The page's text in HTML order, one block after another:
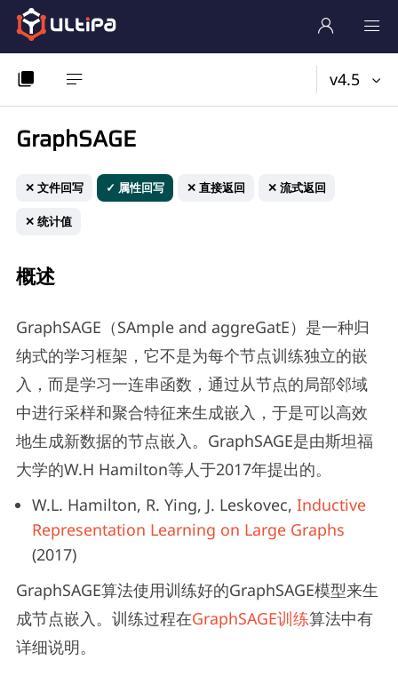
v4.5
GraphSAGE
✕ 文件回写 ✓ 属性回写 ✕ 直接返回 ✕ 流式返回
✕ 统计值
概述
GraphSAGE（SAmple and aggreGatE）是一种归
纳式的学习框架，它不是为每个节点训练独立的嵌
入，而是学习一连串函数，通过从节点的局部邻域
中进行采样和聚合特征来生成嵌入，于是可以高效
地生成新数据的节点嵌入。GraphSAGE是由斯坦福
大学的W.H Hamilton等人于2017年提出的。
W.L. Hamilton, R. Ying, J. Leskovec, Inductive
Representation Learning on Large Graphs
(2017)
GraphSAGE算法使用训练好的GraphSAGE模型来生
成节点嵌入。训练过程在GraphSAGE训练算法中有
详细说明。